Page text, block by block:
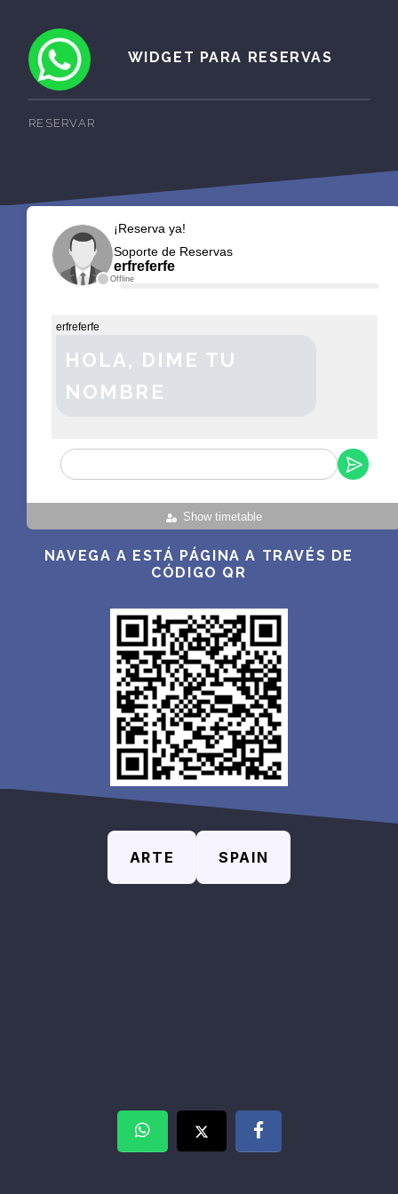
WIDGET PARA RESERVAS
RESERVAR
Offline
¡Reserva ya!
Soporte de Reservas
erfreferfe
Show timetable
erfreferfe
HOLA, DIME TU
NOMBRE
NAVEGA A ESTÁ PÁGINA A TRAVÉS DE
CÓDIGO QR
ARTE SPAIN